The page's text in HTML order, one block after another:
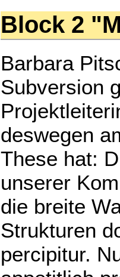
Block 2
Barbara
Subversion
deswegen
These hat:
unserer
die breite
Strukturen
percipitur.